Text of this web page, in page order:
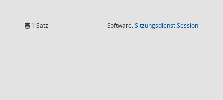
1 Satz Software:SitzungsdienstSession(Wird in